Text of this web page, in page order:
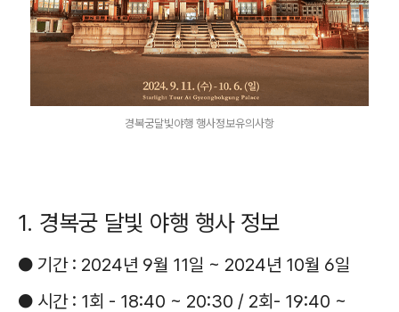
경복궁달빛야행 행사정보유의사항
1. 경복궁 달빛 야행 행사 정보
● 기간 : 2024년 9월 11일 ~ 2024년 10월 6일
● 시간 : 1회 - 18:40 ~ 20:30 / 2회- 19:40 ~